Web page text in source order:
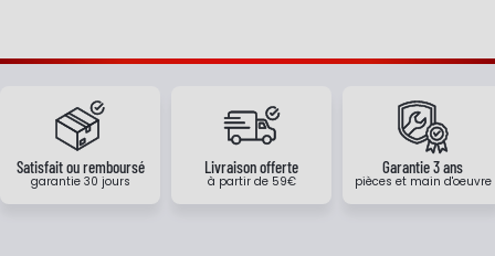
Satisfait ou remboursé
garantie 30 jours
Livraison offerte
à partir de 59€
Garantie 3 ans
pièces et main d'oeuvre